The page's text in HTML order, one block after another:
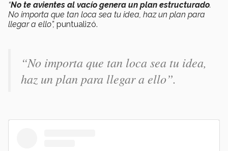
“No te avientes al vacío genera un plan estructurado.
No importa que tan loca sea tu idea, haz un plan para
llegar a ello”, puntualizó.
“No importa que tan loca sea tu idea,
haz un plan para llegar a ello”.